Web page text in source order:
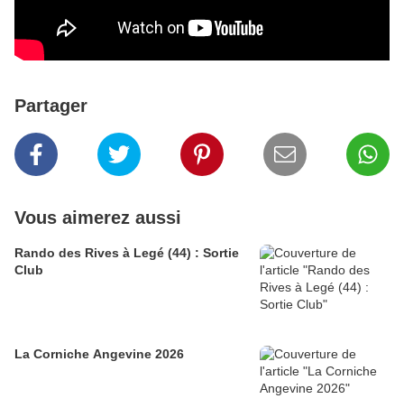
Partager
Vous aimerez aussi
Rando des Rives à Legé (44) : Sortie
Club
La Corniche Angevine 2026